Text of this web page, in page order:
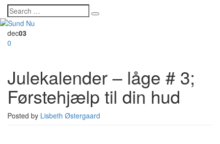
dec03
0
Julekalender – låge # 3;
Førstehjælp til din hud
Posted by Lisbeth Østergaard